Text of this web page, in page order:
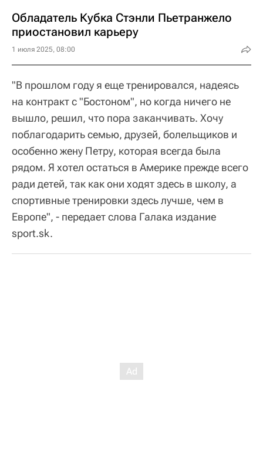
Обладатель Кубка Стэнли Пьетранжело
приостановил карьеру
1 июля 2025, 08:00
"В прошлом году я еще тренировался, надеясь
на контракт с "Бостоном", но когда ничего не
вышло, решил, что пора заканчивать. Хочу
поблагодарить семью, друзей, болельщиков и
особенно жену Петру, которая всегда была
рядом. Я хотел остаться в Америке прежде всего
ради детей, так как они ходят здесь в школу, а
спортивные тренировки здесь лучше, чем в
Европе", - передает слова Галака издание
sport.sk.